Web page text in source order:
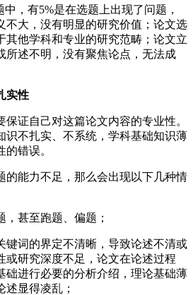
，有5%是在选题上出现了问题，
不大，没有明显的研究价值；论文选
其他学科和专业的研究范畴；论文立
所述不明，没有聚焦论点，无法成
实性
证自己对这篇论文内容的专业性。
识不扎实、不系统，学科基础知识薄
错误。
的能力不足，那么会出现以下几种情
甚至跑题、偏题；
键词的界定不清晰，导致论述不清或
或研究深度不足，论文在论述过程
础进行必要的分析介绍，理论基础薄
显得凌乱；